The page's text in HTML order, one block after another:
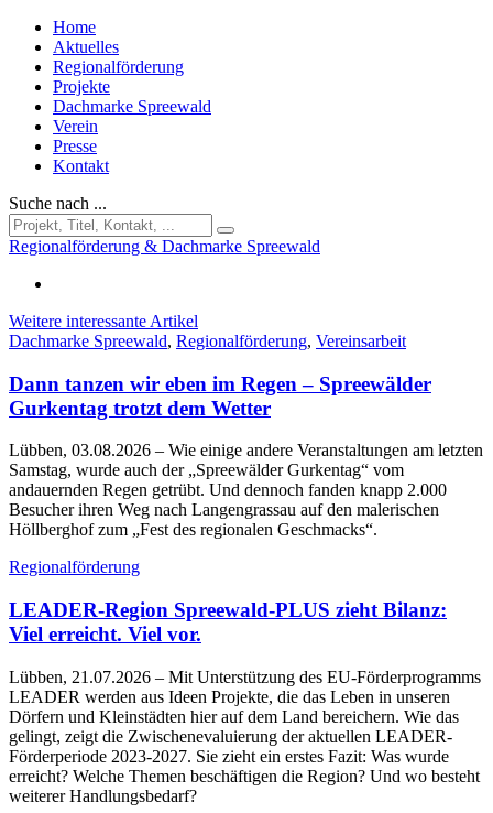
Home
Aktuelles
Regionalförderung
Projekte
Dachmarke Spreewald
Verein
Presse
Kontakt
Suche nach ...
Regionalförderung & Dachmarke Spreewald
Weitere interessante Artikel
Dachmarke Spreewald, Regionalförderung, Vereinsarbeit
Dann tanzen wir eben im Regen – Spreewälder
Gurkentag trotzt dem Wetter
Lübben, 03.08.2026 – Wie einige andere Veranstaltungen am letzten
Samstag, wurde auch der „Spreewälder Gurkentag“ vom
andauernden Regen getrübt. Und dennoch fanden knapp 2.000
Besucher ihren Weg nach Langengrassau auf den malerischen
Höllberghof zum „Fest des regionalen Geschmacks“.
Regionalförderung
LEADER-Region Spreewald-PLUS zieht Bilanz:
Viel erreicht. Viel vor.
Lübben, 21.07.2026 – Mit Unterstützung des EU-Förderprogramms
LEADER werden aus Ideen Projekte, die das Leben in unseren
Dörfern und Kleinstädten hier auf dem Land bereichern. Wie das
gelingt, zeigt die Zwischenevaluierung der aktuellen LEADER-
Förderperiode 2023-2027. Sie zieht ein erstes Fazit: Was wurde
erreicht? Welche Themen beschäftigen die Region? Und wo besteht
weiterer Handlungsbedarf?